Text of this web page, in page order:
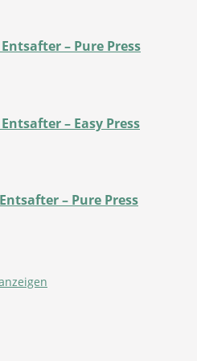
– Pure Press
– Easy Press
– Pure Press